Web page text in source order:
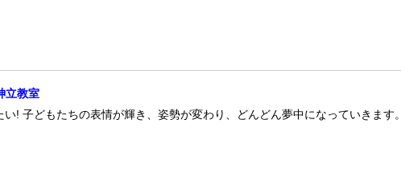
立教室
! 子どもたちの表情が輝き、姿勢が変わり、どんどん夢中になっていきます。